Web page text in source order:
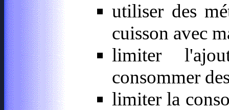
utiliser des
cuisson avec
limiter
consommer
limiter la